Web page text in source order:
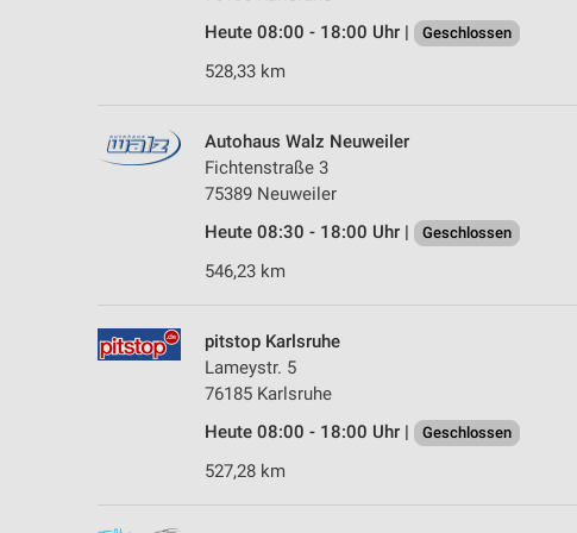
Heute 08:00 - 18:00 Uhr |
Geschlossen
528,33 km
Autohaus Walz Neuweiler
Fichtenstraße 3
75389 Neuweiler
Heute 08:30 - 18:00 Uhr |
Geschlossen
546,23 km
pitstop Karlsruhe
Lameystr. 5
76185 Karlsruhe
Heute 08:00 - 18:00 Uhr |
Geschlossen
527,28 km